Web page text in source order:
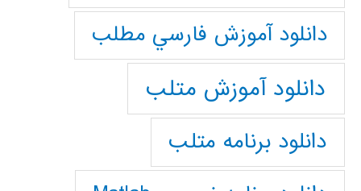
دانلود آموزش فارسي مطلب
دانلود آموزش متلب
دانلود برنامه متلب